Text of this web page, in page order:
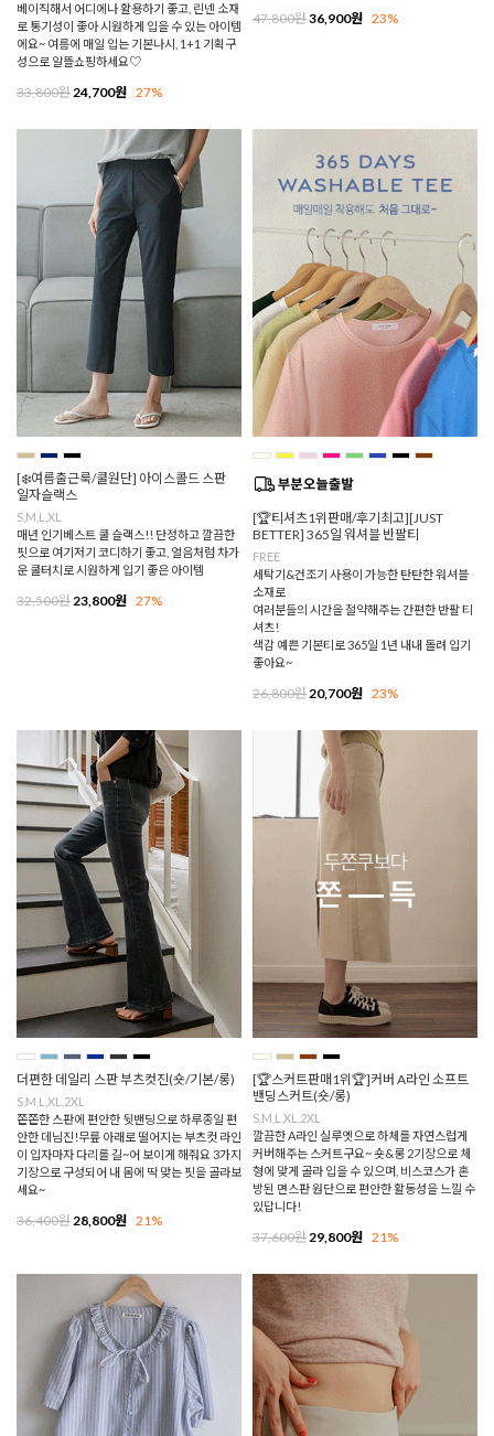
베이직해서 어디에나 활용하기 좋고, 린넨 소재
로 통기성이 좋아 시원하게 입을 수 있는 아이템
에요~ 여름에 매일 입는 기본나시, 1+1 기획구
성으로 알뜰쇼핑하세요♡
33,800원24,700원 27%
47,800원36,900원 23%
[❄️여름출근룩/쿨원단] 아이스콜드 스판
일자슬랙스
S,M,L,XL
매년 인기베스트 쿨 슬랙스!! 단정하고 깔끔한
핏으로 여기저기 코디하기 좋고, 얼음처럼 차가
운 쿨터치로 시원하게 입기 좋은 아이템
32,500원23,800원 27%
[🏆티셔츠1위판매/후기최고][JUST
BETTER] 365일 워셔블 반팔티
FREE
세탁기&건조기 사용이 가능한 탄탄한 워셔블
소재로
여러분들의 시간을 절약해주는 간편한 반팔 티
셔츠!
색감 예쁜 기본티로 365일 1년 내내 돌려 입기
좋아요~
26,800원20,700원 23%
더편한 데일리 스판 부츠컷진(숏/기본/롱)
S,M,L,XL,2XL
쫀쫀한 스판에 편안한 뒷밴딩으로 하루종일 편
안한 데님진!무릎 아래로 떨어지는 부츠컷 라인
이 입자마자 다리를 길~어 보이게 해줘요 3가지
기장으로 구성되어 내 몸에 딱 맞는 핏을 골라보
세요~
36,400원28,800원 21%
[🏆스커트판매1위🏆]커버 A라인 소프트
밴딩스커트(숏/롱)
S,M,L,XL,2XL
깔끔한 A라인 실루엣으로 하체를 자연스럽게
커버해주는 스커트구요~ 숏&롱 2기장으로 체
형에 맞게 골라 입을 수 있으며, 비스코스가 혼
방된 면스판 원단으로 편안한 활동성을 느낄 수
있답니다!
37,600원29,800원 21%